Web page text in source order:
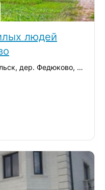
людей
Московская область, г. Подольск, дер. Федюково, ул. Зеленая